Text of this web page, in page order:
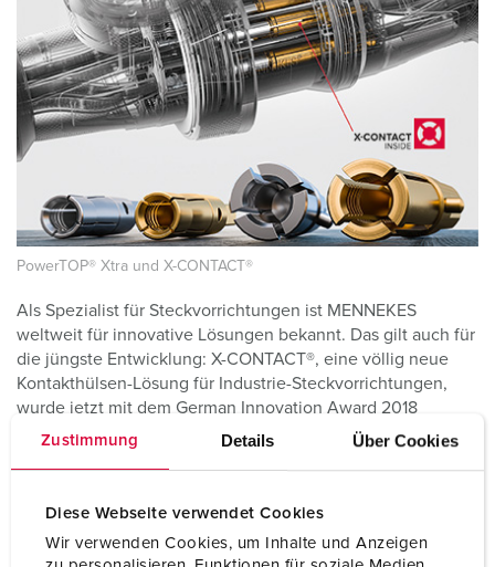
Zustimmung Details Über Cookies
Diese Webseite verwendet Cookies
Wir verwenden Cookies, um Inhalte und Anzeigen
PowerTOP® Xtra und X-CONTACT®
Als Spezialist für Steckvorrichtungen ist MENNEKES
weltweit für innovative Lösungen bekannt. Das gilt auch für
die jüngste Entwicklung: X-CONTACT®, eine völlig neue
Kontakthülsen-Lösung für Industrie-Steckvorrichtungen,
wurde jetzt mit dem German Innovation Award 2018
ausgezeichnet. X-CONTACT® überzeugte die Jury, weil das
Siegertrophäe im Rahmen einer Feierstunde am 6. Juni im
„Wir freuen uns sehr über diese Auszeichnung. Mit der